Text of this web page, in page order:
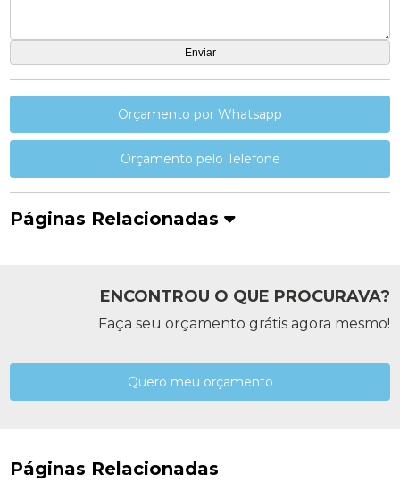
Orçamento por Whatsapp
Orçamento pelo Telefone
Páginas Relacionadas
ENCONTROU O QUE PROCURAVA?
Faça seu orçamento grátis agora mesmo!
Quero meu orçamento
Páginas Relacionadas